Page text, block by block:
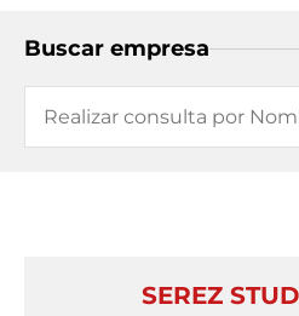
Buscar empresa
SEREZ